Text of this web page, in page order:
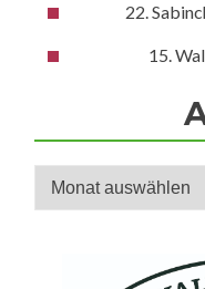
22.
15.
Archiv